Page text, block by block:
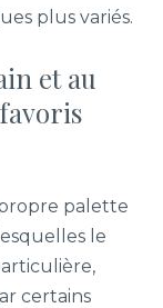
plus variés.
et au
palette
le
certains